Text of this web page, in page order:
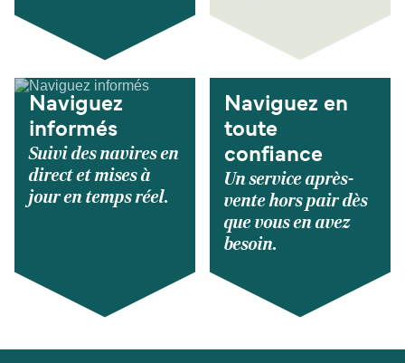
Naviguez
informés
Suivi des navires en
direct et mises à
jour en temps réel.
Naviguez en
toute
confiance
Un service après-
vente hors pair dès
que vous en avez
besoin.